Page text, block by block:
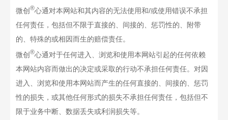
微创®心通对本网站和其内容的无法使用和/或使用错误不承担
任何责任，包括但不限于直接的、间接的、惩罚性的、附带
的、特殊的或相因而生的赔偿责任。
微创®心通对于任何进入、浏览和使用本网站引起的任何依赖
本网站内容而做出的决定或采取的行动不承担任何责任。对因
进入、浏览和使用本网站而产生的任何直接的、间接的、惩罚
性的损失，或其他任何形式的损失不承担任何责任，包括但不
限于业务中断、数据丢失或利润损失等。